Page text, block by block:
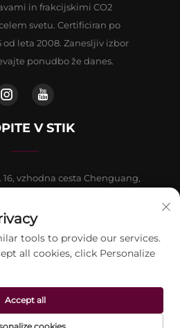
in frakcijskimi CO2
svetu. Certificiran po
od leta 2008. Zanesljiv izbor
ponudbo že danes.
V STIK
16, vzhodna cesta Chenguang,
Jontelaser Technology CO.,LTD. Vse
zasebnosti
tools to provide our services.
all cookies, click Personalize
Accept all